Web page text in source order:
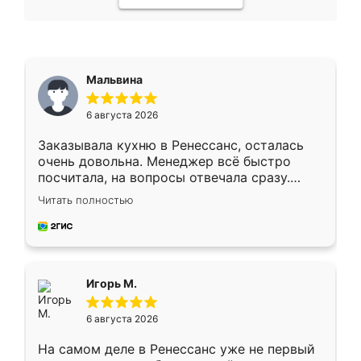
Мальвина
6 августа 2026
Заказывала кухню в Ренессанс, осталась
очень довольна. Менеджер всё быстро
посчитала, на вопросы отвечала сразу.
Замерщик приехал в субботу, подошёл к
делу со всей ответственностью. Собрали
за день, ребята работали аккуратно, даже
Читать полностью
Игорь М.
6 августа 2026
На самом деле в Ренессанс уже не первый